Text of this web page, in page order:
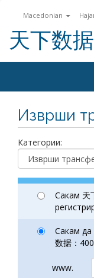
Macedonian
天下数
Изврши
Категории:
Сакам 天
Сакам
数据：
www.